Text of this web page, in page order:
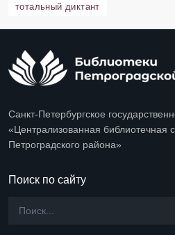
тотальный диктант
Санкт-Петербургское
«Централизованная библиотечная
Петроградского района»
Поиск по сайту